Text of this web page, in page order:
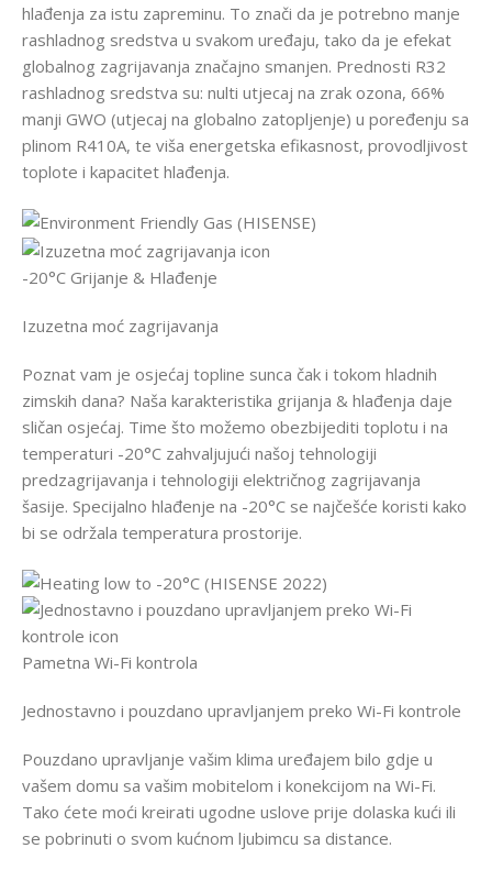
hlađenja za istu zapreminu. To znači da je potrebno manje
rashladnog sredstva u svakom uređaju, tako da je efekat
globalnog zagrijavanja značajno smanjen. Prednosti R32
rashladnog sredstva su: nulti utjecaj na zrak ozona, 66%
manji GWO (utjecaj na globalno zatopljenje) u poređenju sa
plinom R410A, te viša energetska efikasnost, provodljivost
toplote i kapacitet hlađenja.
-20°C Grijanje & Hlađenje
Izuzetna moć zagrijavanja
Poznat vam je osjećaj topline sunca čak i tokom hladnih
zimskih dana? Naša karakteristika grijanja & hlađenja daje
sličan osjećaj. Time što možemo obezbijediti toplotu i na
temperaturi -20°C zahvaljujući našoj tehnologiji
predzagrijavanja i tehnologiji električnog zagrijavanja
šasije. Specijalno hlađenje na -20°C se najčešće koristi kako
bi se održala temperatura prostorije.
Pametna Wi-Fi kontrola
Jednostavno i pouzdano upravljanjem preko Wi-Fi kontrole
Pouzdano upravljanje vašim klima uređajem bilo gdje u
vašem domu sa vašim mobitelom i konekcijom na Wi-Fi.
Tako ćete moći kreirati ugodne uslove prije dolaska kući ili
se pobrinuti o svom kućnom ljubimcu sa distance.